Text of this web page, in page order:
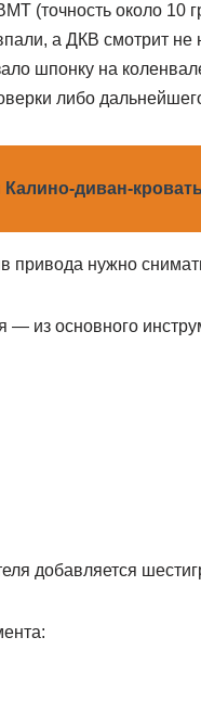
(точность около 10
а ДКВ смотрит
шпонку на
либо
Калино-диван-
привода нужно
— из основного
добавляется